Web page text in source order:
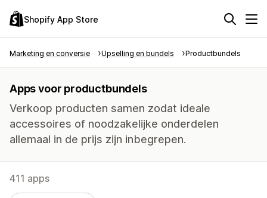
Shopify App Store
Marketing en conversie Upselling en bundels Productbundels
Apps voor productbundels
Verkoop producten samen zodat ideale
accessoires of noodzakelijke onderdelen
allemaal in de prijs zijn inbegrepen.
411 apps